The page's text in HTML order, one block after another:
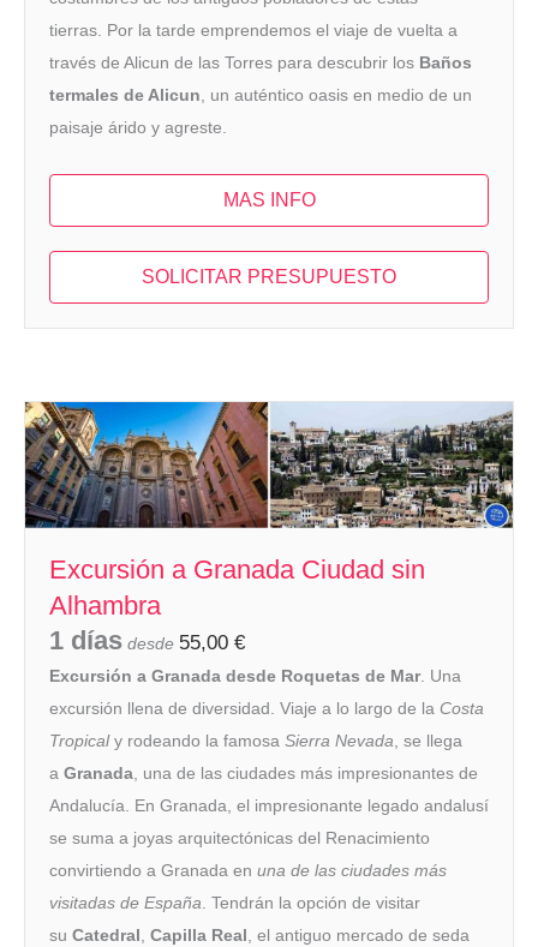
tierras. Por la tarde emprendemos el viaje de vuelta a
través de Alicun de las Torres para descubrir los Baños
termales de Alicun, un auténtico oasis en medio de un
paisaje árido y agreste.
MAS INFO
SOLICITAR PRESUPUESTO
Excursión a Granada Ciudad sin
Alhambra
1 días desde 55,00 €
Excursión a Granada desde Roquetas de Mar. Una
excursión llena de diversidad. Viaje a lo largo de la Costa
Tropicaly rodeando la famosa Sierra Nevada, se llega
a Granada, una de las ciudades más impresionantes de
Andalucía. En Granada, el impresionante legado andalusí
se suma a joyas arquitectónicas del Renacimiento
convirtiendo a Granada en una de las ciudades más
visitadas de España. Tendrán la opción de visitar
su Catedral, Capilla Real, el antiguo mercado de seda